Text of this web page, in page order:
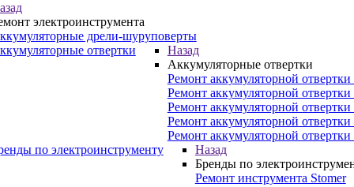
электроинструмента
дрели-шуруповерты
отвертки
Назад
Аккумуляторные отвертки
Ремонт аккумуляторной
Ремонт аккумуляторной отвертки
Ремонт аккумуляторной отвертки
Ремонт аккумуляторной отвертки
Ремонт аккумуляторной отвертки
по электроинструменту
Назад
Бренды по
Ремонт инструмента Stomer